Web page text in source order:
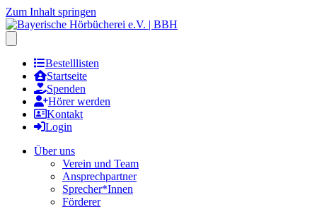
Zum Inhalt springen
Bestelllisten
Startseite
Spenden
Hörer werden
Kontakt
Login
Über uns
Verein und Team
Ansprechpartner
Sprecher*Innen
Förderer